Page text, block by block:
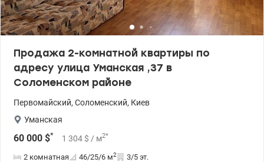
Продажа 2-комнатной квартиры по
адресу улица Уманская ,37 в
Соломенском районе
Первомайский, Соломенский, Киев
Уманская
60 000 $* 1 304 $ / м2*
2 комнатная 46/25/6 м2 3/5 эт.